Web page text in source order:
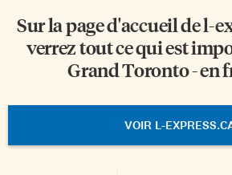
Sur la page d'accueil del-
verrez tout ce qui est
Grand Toronto - en
VOIR L-